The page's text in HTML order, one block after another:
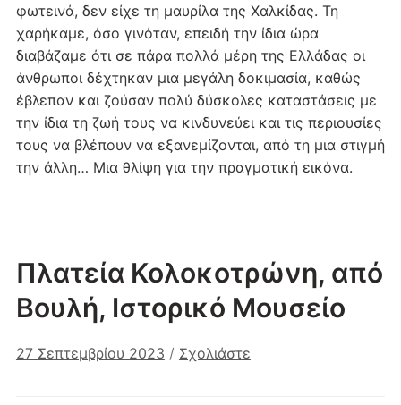
φωτεινά, δεν είχε τη μαυρίλα της Χαλκίδας. Τη
χαρήκαμε, όσο γινόταν, επειδή την ίδια ώρα
διαβάζαμε ότι σε πάρα πολλά μέρη της Ελλάδας οι
άνθρωποι δέχτηκαν μια μεγάλη δοκιμασία, καθώς
έβλεπαν και ζούσαν πολύ δύσκολες καταστάσεις με
την ίδια τη ζωή τους να κινδυνεύει και τις περιουσίες
τους να βλέπουν να εξανεμίζονται, από τη μια στιγμή
την άλλη… Μια θλίψη για την πραγματική εικόνα.
Πλατεία Κολοκοτρώνη, από
Βουλή, Ιστορικό Μουσείο
27 Σεπτεμβρίου 2023 / Σχολιάστε